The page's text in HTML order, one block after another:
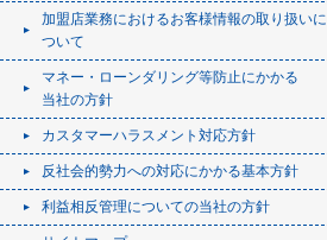
加盟店業務におけるお客様情報の取り扱いに
ついて
マネー・ローンダリング等防止にかかる
当社の方針
カスタマーハラスメント対応方針
反社会的勢力への対応にかかる基本方針
利益相反管理についての当社の方針